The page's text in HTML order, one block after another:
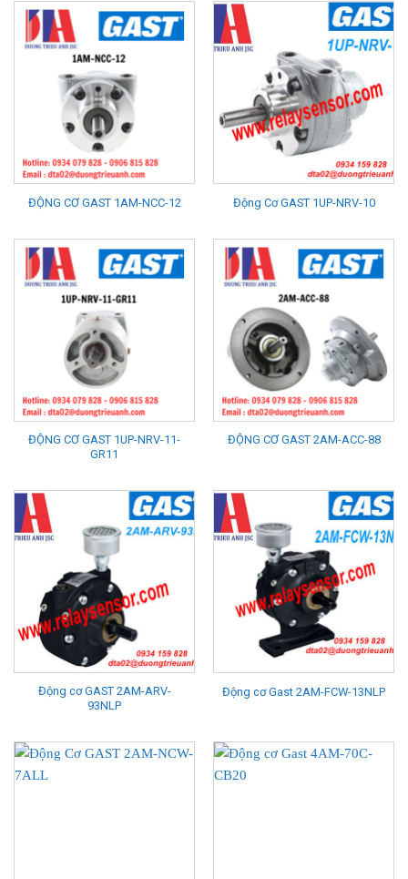
ĐỘNG CƠ GAST 1AM-NCC-12 Động Cơ GAST 1UP-NRV-10
ĐỘNG CƠ GAST 1UP-NRV-11-
GR11
ĐỘNG CƠ GAST 2AM-ACC-88
Động cơ GAST 2AM-ARV-
93NLP
Động cơ Gast 2AM-FCW-13NLP